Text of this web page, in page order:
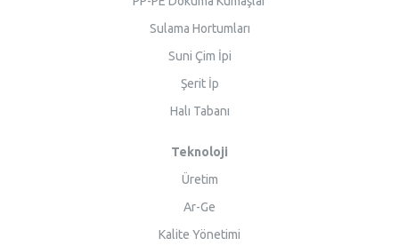
Sulama Hortumları
Suni Çim İpi
Şerit İp
Halı Tabanı
Teknoloji
Üretim
Ar-Ge
Kalite Yönetimi